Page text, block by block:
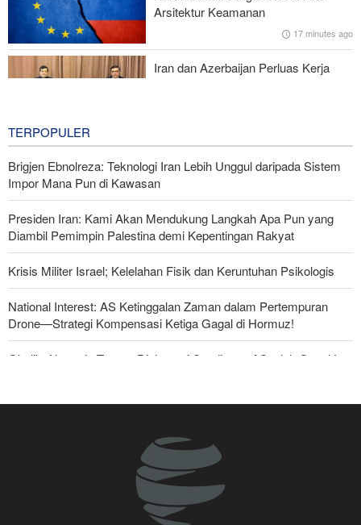
Serikat Pekerja Serukan Pencabutan Izin Penggunaan Pangkalan
Inggris oleh AS untuk Serang Iran
Arsitektur Keamanan
17 minutes ago
Iran dan Azerbaijan Perluas Kerja
TERPOPULER
Brigjen Ebnolreza: Teknologi Iran Lebih Unggul daripada Sistem
Impor Mana Pun di Kawasan
Presiden Iran: Kami Akan Mendukung Langkah Apa Pun yang
Diambil Pemimpin Palestina demi Kepentingan Rakyat
Krisis Militer Israel; Kelelahan Fisik dan Keruntuhan Psikologis
National Interest: AS Ketinggalan Zaman dalam Pertempuran
Drone—Strategi Kompensasi Ketiga Gagal di Hormuz!
Ghalibaf kepada Trump: Diplomasi Sandiwara AS telah Gagal !
The Economist: Kesepakatan dengan Iran Opsi Realistis Akhiri
Yahya Saree: Kami Hancurkan Posisi Pasukan Bayaran Saudi
dengan Rudal Balistik dan Drone